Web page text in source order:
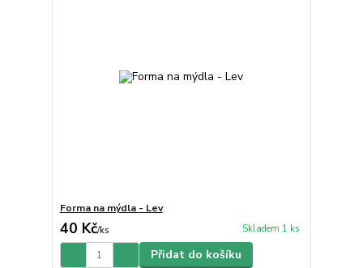
Forma na mýdla - Lev
40 Kč/ks Skladem 1 ks
Přidat do košíku